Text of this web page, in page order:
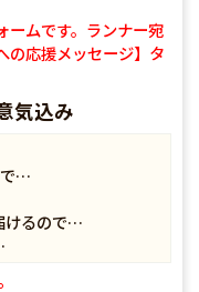
ームです。ランナー宛
の応援メッセージ】タ
気込み
で…
けるので…